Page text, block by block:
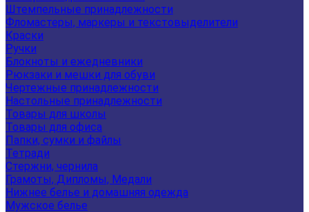
Штемпельные принадлежности
Фломастеры, маркеры и текстовыделители
Краски
Ручки
Блокноты и ежедневники
Рюкзаки и мешки для обуви
Чертежные принадлежности
Настольные принадлежности
Товары для школы
Товары для офиса
Папки, сумки и файлы
Тетради
Стержни, чернила
Грамоты, Дипломы, Медали
Нижнее белье и домашняя одежда
Мужское белье